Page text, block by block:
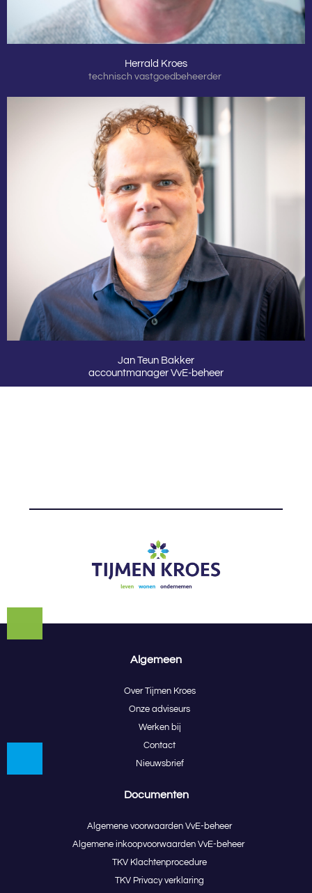
over Herrald
Herrald Kroes
technisch vastgoedbeheerder
Jan Teun Bakker
accountmanager VvE-beheer
Algemeen
Over Tijmen Kroes
Onze adviseurs
Werken bij
Contact
Nieuwsbrief
Documenten
Algemene voorwaarden VvE-beheer
Algemene inkoopvoorwaarden VvE-beheer
TKV Klachtenprocedure
TKV Privacy verklaring